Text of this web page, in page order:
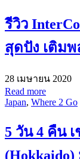
รีวิว
สุดปัง เติม
28 เมษายน 2020
Read more
Japan, Where 2 Go
5 วัน 4 คืน
(Hokkaido)